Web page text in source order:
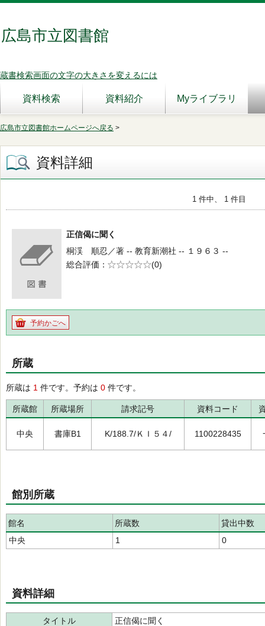
広島市立図書館
蔵書検索画面の文字の大きさを変えるには
資料検索 資料紹介 Myライブラリ
広島市立図書館ホームページへ戻る >
資料詳細
1 件中、 1 件目
正信偈に聞く
桐渓 順忍／著 -- 教育新潮社 -- １９６３ --
総合評価
5段階評価
(0)
予約かごへ
所蔵
所蔵は 1 件です。予約は 0 件です。
所蔵館 所蔵場所 請求記号 資料コード
中央 書庫B1 K/188.7/ＫＩ５４/ 1100228435
館別所蔵
館名 所蔵数
貸出中数
中央
1 0
資料詳細
タイトル
正信偈に聞く